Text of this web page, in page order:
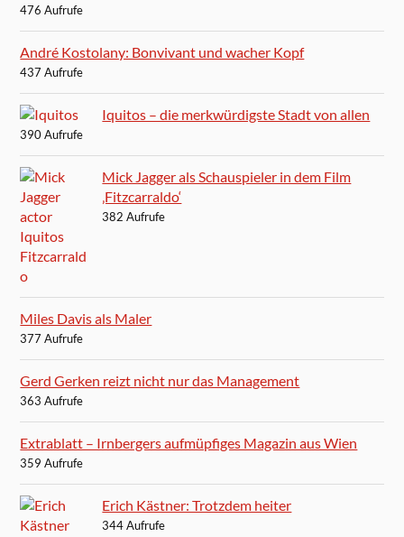
476 Aufrufe
André Kostolany: Bonvivant und wacher Kopf
437 Aufrufe
Iquitos – die merkwürdigste Stadt von allen
390 Aufrufe
Mick Jagger als Schauspieler in dem Film
‚Fitzcarraldo‘
382 Aufrufe
Miles Davis als Maler
377 Aufrufe
Gerd Gerken reizt nicht nur das Management
363 Aufrufe
Extrablatt – Irnbergers aufmüpfiges Magazin aus Wien
359 Aufrufe
Erich Kästner: Trotzdem heiter
344 Aufrufe